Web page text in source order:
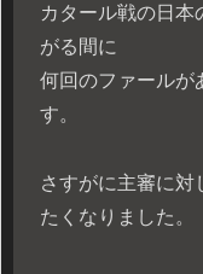
カタール戦の日本
がる間に
何回のファールが
す。
さすがに主審に対
たくなりました。